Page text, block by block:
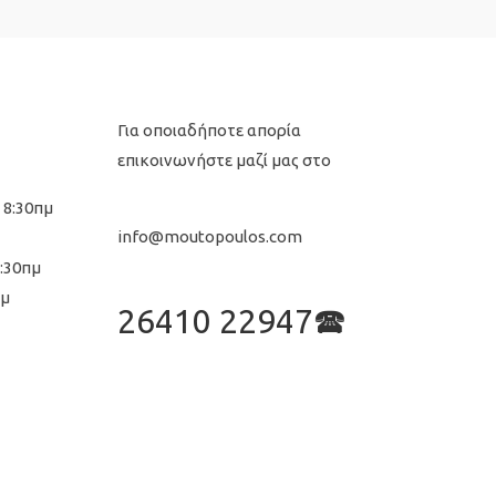
Για οποιαδήποτε απορία
επικοινωνήστε μαζί μας στο
info@moutopoulos.com
26410 22947🕿